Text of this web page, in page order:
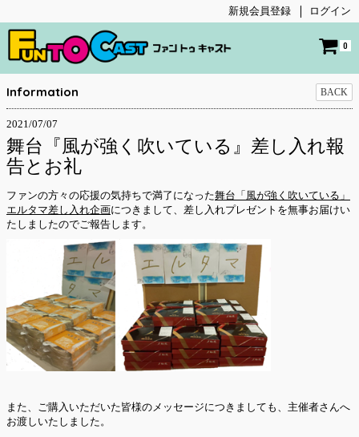
新規会員登録 ログイン
0
Information BACK
2021/07/07
舞台『風が強く吹いている』差し入れ報
告とお礼
ファンの方々の応援の気持ちで満了になった舞台「風が強く吹いている」
エルタマ差し入れ企画につきまして、差し入れプレゼントを無事お届けい
たしましたのでご報告します。
また、ご購入いただいた皆様のメッセージにつきましても、主催者さんへ
お渡しいたしました。